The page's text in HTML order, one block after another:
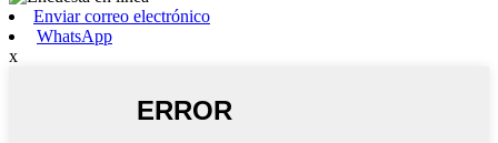
Enviar correo electrónico
WhatsApp
x